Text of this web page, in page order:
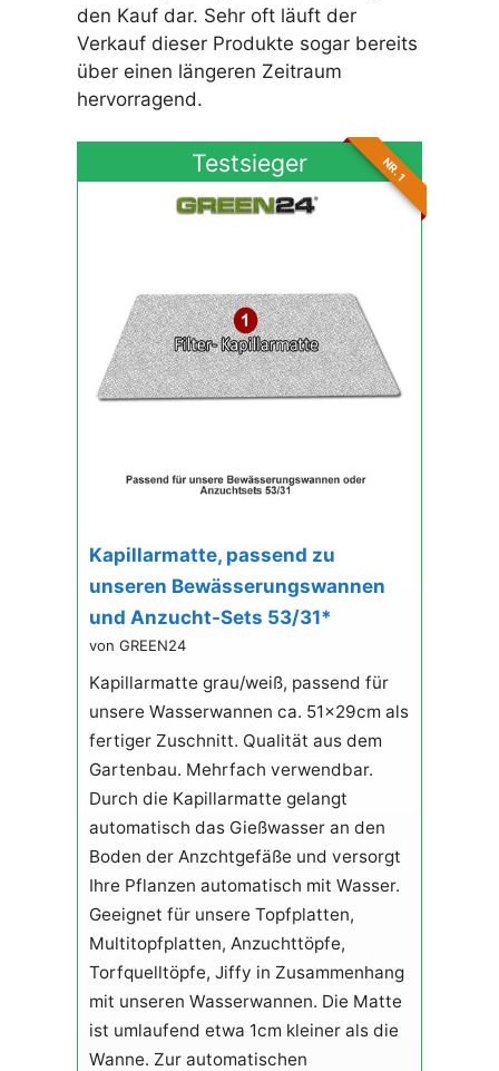
den Kauf dar. Sehr oft läuft der
Verkauf dieser Produkte sogar bereits
über einen längeren Zeitraum
hervorragend.
Testsieger NR. 1
Kapillarmatte, passend zu
unseren Bewässerungswannen
und Anzucht-Sets 53/31*
von GREEN24
Kapillarmatte grau/weiß, passend für
unsere Wasserwannen ca. 51x29cm als
fertiger Zuschnitt. Qualität aus dem
Gartenbau. Mehrfach verwendbar.
Durch die Kapillarmatte gelangt
automatisch das Gießwasser an den
Boden der Anzchtgefäße und versorgt
Ihre Pflanzen automatisch mit Wasser.
Geeignet für unsere Topfplatten,
Multitopfplatten, Anzuchttöpfe,
Torfquelltöpfe, Jiffy in Zusammenhang
mit unseren Wasserwannen. Die Matte
ist umlaufend etwa 1cm kleiner als die
Wanne. Zur automatischen